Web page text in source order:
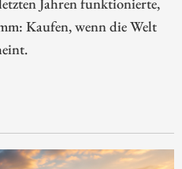
Kaufen, wenn die Welt